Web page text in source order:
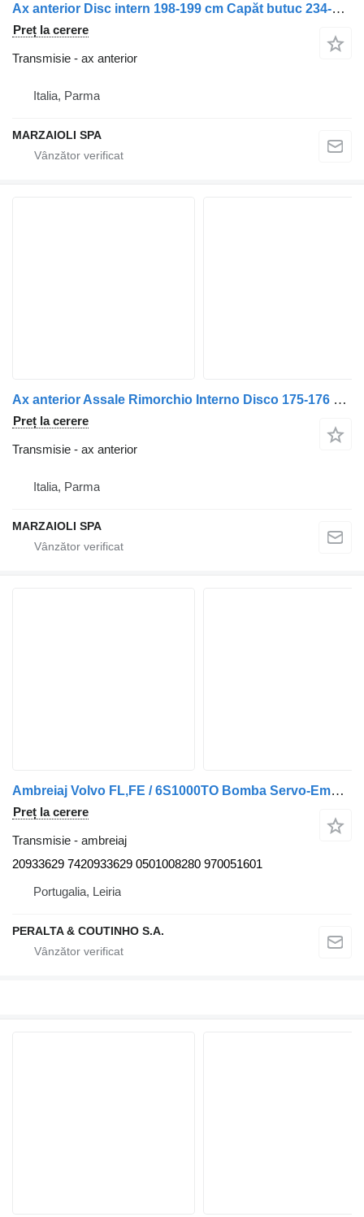
Ax anterior Disc intern 198-199 cm Capăt butuc 234-235 cm pentru remorcă BPW
Preț la cerere
Transmisie - ax anterior
Italia, Parma
MARZAIOLI SPA
Ax anterior Assale Rimorchio Interno Disco 175-176 cm Fine Mozzo 210-211 cm pentru remorcă BPW
Preț la cerere
Transmisie - ax anterior
Italia, Parma
MARZAIOLI SPA
Ambreiaj Volvo FL,FE / 6S1000TO Bomba Servo-Embraiagem 20933629 pentru remorcă
Preț la cerere
Transmisie - ambreiaj
20933629 7420933629 0501008280 970051601
Portugalia, Leiria
PERALTA & COUTINHO S.A.